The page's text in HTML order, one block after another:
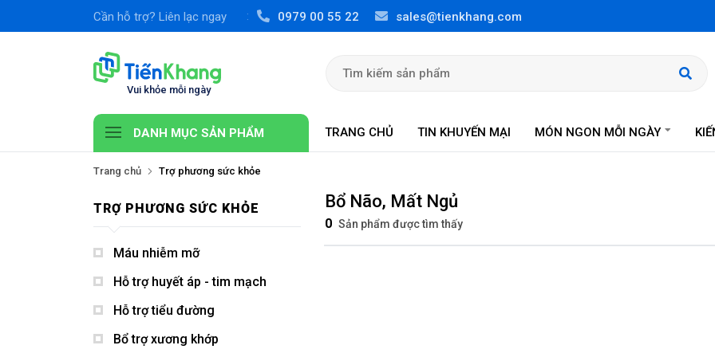
Cần hỗ trợ? Liên lạc ngay 0979 00 55 22 sales@tienkhang.com
DANH MỤC SẢN PHẨM TRANG CHỦ TIN KHUYẾN MẠI MÓN NGON MỖI NGÀY
Trang chủ Trợ phương sức khỏe
TRỢ PHƯƠNG SỨC KHỎE
Máu nhiễm mỡ
Hỗ trợ huyết áp - tim mạch
Hỗ trợ tiểu đường
Bổ trợ xương khớp
Bổ Não, Mất Ngủ
0 Sản phẩm được tìm thấy